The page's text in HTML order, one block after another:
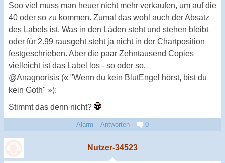
Soo viel muss man heuer nicht mehr verkaufen, um auf die
40 oder so zu kommen. Zumal das wohl auch der Absatz
des Labels ist. Was in den Läden steht und stehen bleibt
oder für 2.99 rausgeht steht ja nicht in der Chartposition
festgeschrieben. Aber die paar Zehntausend Copies
vielleicht ist das Label los - so oder so.
@Anagnorisis (« "Wenn du kein BlutEngel hörst, bist du
kein Goth" »):
Stimmt das denn nicht?
Alarm Antworten 0
Nutzer-34523